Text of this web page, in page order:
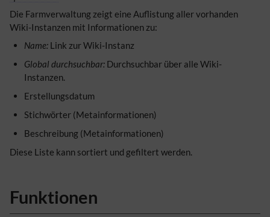
Die Farmverwaltung zeigt eine Auflistung aller vorhanden
Wiki-Instanzen mit Informationen zu:
Name: Link zur Wiki-Instanz
Global durchsuchbar: Durchsuchbar über alle Wiki-
Instanzen.
Erstellungsdatum
Stichwörter (Metainformationen)
Beschreibung (Metainformationen)
Diese Liste kann sortiert und gefiltert werden.
Funktionen